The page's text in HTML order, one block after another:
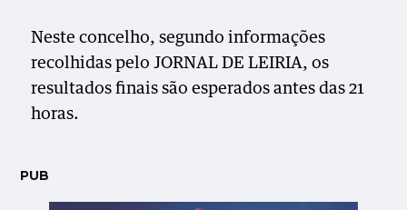
Neste concelho, segundo informações
recolhidas pelo JORNAL DE LEIRIA, os
resultados finais são esperados antes das 21
horas.
PUB